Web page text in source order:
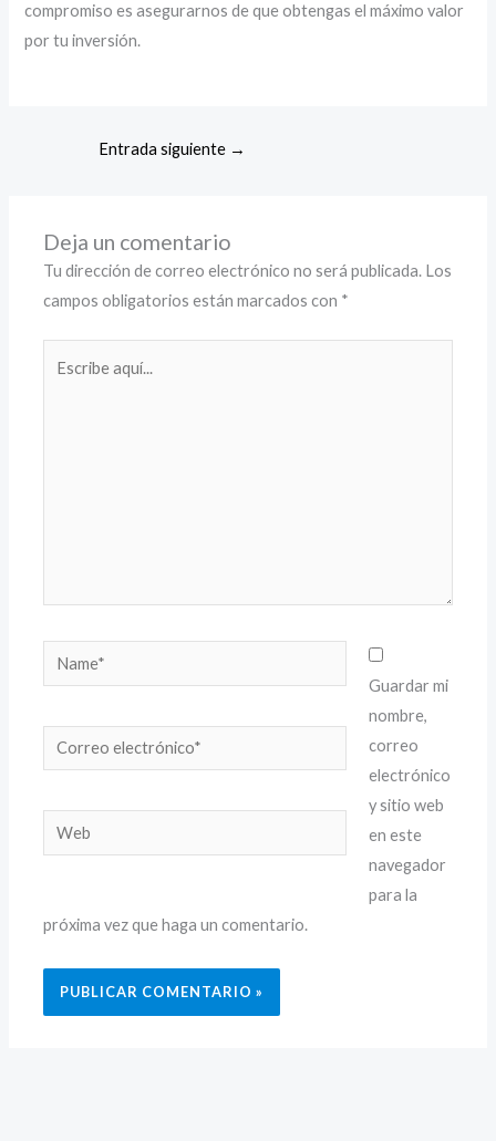
compromiso es asegurarnos de que obtengas el máximo valor
por tu inversión.
Entrada siguiente →
Deja un comentario
Tu dirección de correo electrónico no será publicada. Los
campos obligatorios están marcados con *
Name*
Correo
electrónico*
Web
Guardar mi
nombre,
correo
electrónico
y sitio web
en este
navegador
para la
próxima vez que haga un comentario.